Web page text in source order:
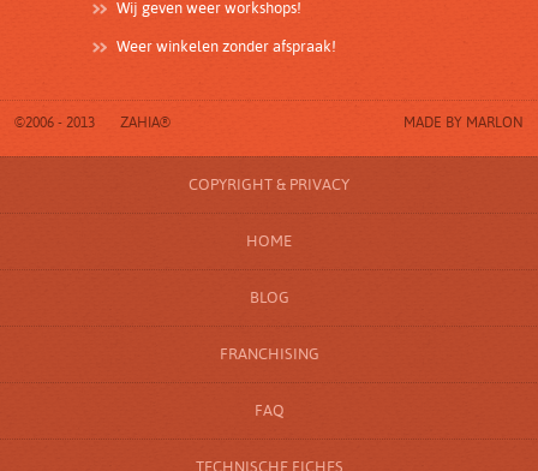
Wij geven weer workshops!
Weer winkelen zonder afspraak!
©2006 - 2013 ZAHIA® MADE BY MARLON
COPYRIGHT & PRIVACY
HOME
BLOG
FRANCHISING
FAQ